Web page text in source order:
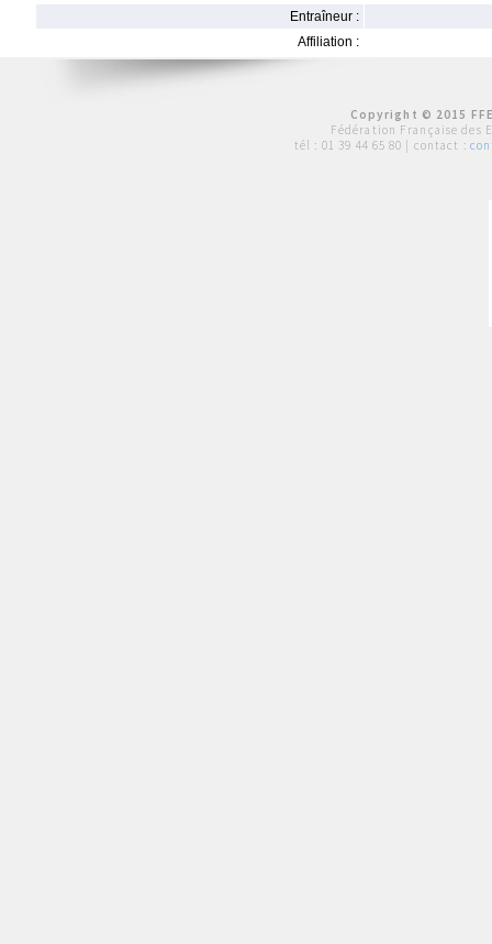
Entraîneur :
Affiliation :
Copyright © 2015
Fédération Française des
tél : 01 39 44 65 80 | contact :